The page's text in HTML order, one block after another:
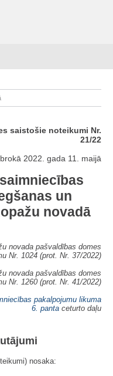
saistošie noteikumi Nr.
21/22
2022. gada 11. maijā
un
novadā
novada pašvaldības domes
Nr. 1024 (prot. Nr. 37/2022)
novada pašvaldības domes
Nr. 1260 (prot. Nr. 41/2022)
pakalpojumu likuma
6. panta ceturto daļu
nosaka: